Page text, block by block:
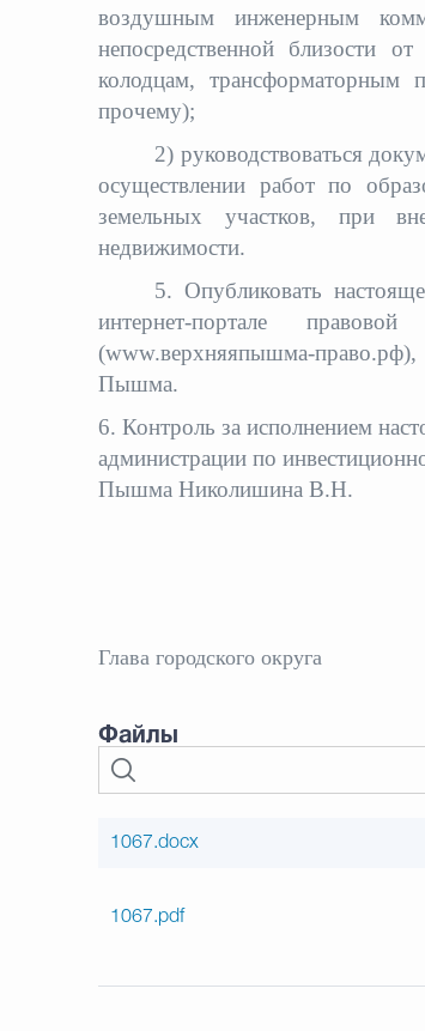
воздушным инженерным
непосредственной близости
колодцам, трансформаторным
прочему);
2) руководствоваться
осуществлении работ по
земельных участков, при
недвижимости.
5. Опубликовать
интернет-портале
(www.верхняяпышма-право.рф),
Пышма.
6. Контроль за исполнением
администрации по
Пышма Николишина В.Н.
Глава городского округа
Файлы
1067.docx
1067.pdf